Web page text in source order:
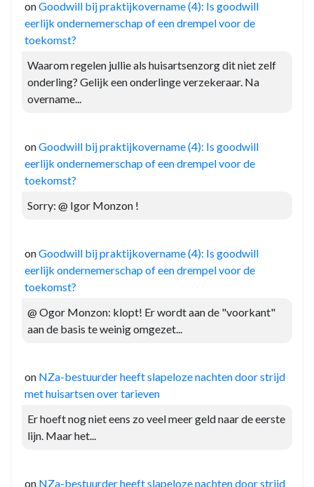
onGoodwill bij praktijkovername (4): Is goodwill
eerlijk ondernemerschap of een drempel voor de
toekomst?
Waarom regelen jullie als huisartsenzorg dit niet zelf
onderling? Gelijk een onderlinge verzekeraar. Na
overname...
onGoodwill bij praktijkovername (4): Is goodwill
eerlijk ondernemerschap of een drempel voor de
toekomst?
Sorry: @ Igor Monzon !
onGoodwill bij praktijkovername (4): Is goodwill
eerlijk ondernemerschap of een drempel voor de
toekomst?
@ Ogor Monzon: klopt! Er wordt aan de "voorkant"
aan de basis te weinig omgezet...
on NZa-bestuurder heeft slapeloze nachten door strijd
met huisartsen over tarieven
Er hoeft nog niet eens zo veel meer geld naar de eerste
lijn. Maar het...
on NZa-bestuurder heeft slapeloze nachten door strijd